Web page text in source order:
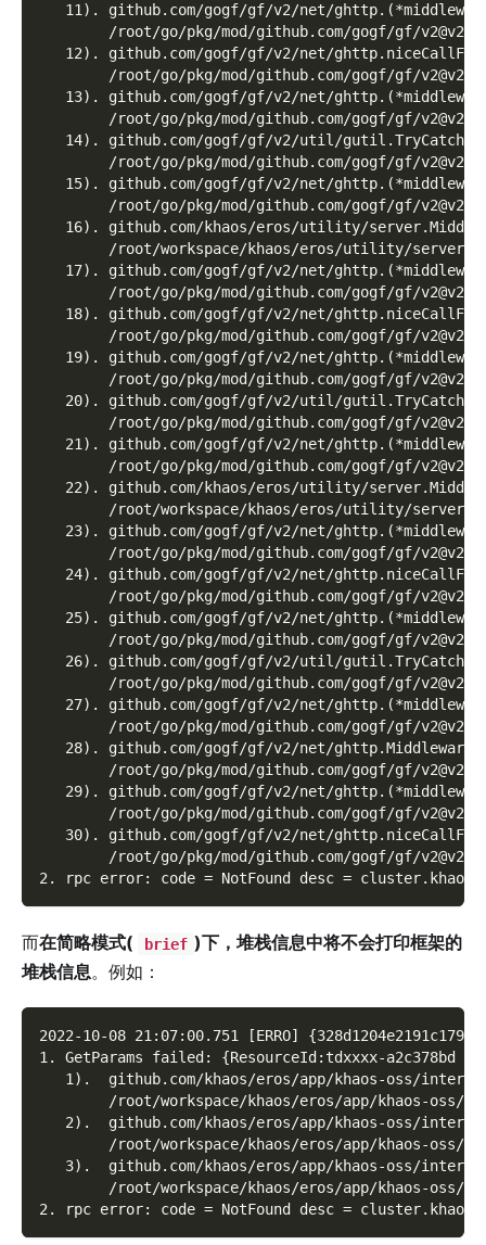
11). github.com/gogf/gf/v2/net/
/root/go/pkg/mod/github.com/gogf/gf/
12). github.com/gogf/gf/v2/net/
/root/go/pkg/mod/github.com/gogf/gf/
13). github.com/gogf/gf/v2/net/
/root/go/pkg/mod/github.com/gogf/gf/
   14). github.com/gogf/gf/v2/util/gutil.TryCatch
/root/go/pkg/mod/github.com/gogf/gf/
15). github.com/gogf/gf/v2/net/
/root/go/pkg/mod/github.com/gogf/gf/
16). github.com/khaos/eros/utility/
/root/workspace/khaos/eros/utility/server/
17). github.com/gogf/gf/v2/net/
/root/go/pkg/mod/github.com/gogf/gf/
18). github.com/gogf/gf/v2/net/
/root/go/pkg/mod/github.com/gogf/gf/
19). github.com/gogf/gf/v2/net/
/root/go/pkg/mod/github.com/gogf/gf/
   20). github.com/gogf/gf/v2/util/gutil.TryCatch
/root/go/pkg/mod/github.com/gogf/gf/
21). github.com/gogf/gf/v2/net/
/root/go/pkg/mod/github.com/gogf/gf/
22). github.com/khaos/eros/utility/
/root/workspace/khaos/eros/utility/server/
23). github.com/gogf/gf/v2/net/
/root/go/pkg/mod/github.com/gogf/gf/
24). github.com/gogf/gf/v2/net/
/root/go/pkg/mod/github.com/gogf/gf/
25). github.com/gogf/gf/v2/net/
/root/go/pkg/mod/github.com/gogf/gf/
   26). github.com/gogf/gf/v2/util/gutil.TryCatch
/root/go/pkg/mod/github.com/gogf/gf/
27). github.com/gogf/gf/v2/net/
/root/go/pkg/mod/github.com/gogf/gf/
28). github.com/gogf/gf/v2/net/
/root/go/pkg/mod/github.com/gogf/gf/
29). github.com/gogf/gf/v2/net/
/root/go/pkg/mod/github.com/gogf/gf/
30). github.com/gogf/gf/v2/net/
/root/go/pkg/mod/github.com/gogf/gf/
2. rpc error: code = NotFound desc =
而在简略模式( brief )下，堆栈信息中将不会打印框架的
堆栈信息。例如：
2022-10-08 21:07:00.751 [ERRO]
1. GetParams failed: {ResourceId:tdxxxx-a2c378bd
1).  github.com/khaos/eros/app/khaos-oss/
/root/workspace/khaos/eros/app/khaos-oss/
2).  github.com/khaos/eros/app/khaos-oss/
/root/workspace/khaos/eros/app/khaos-oss/
3).  github.com/khaos/eros/app/khaos-oss/
/root/workspace/khaos/eros/app/khaos-oss/
2. rpc error: code = NotFound desc =